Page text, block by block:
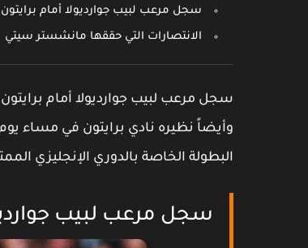
سجل مرعب لبيب جوارديولا أمام برايتون
الانتصارات التي حققها مانشستر سيتي
سجل مرعب لبيب جوارديولا أمام
وأيضاً نظيره نادي برايتون في مساء
البطولة الخاصة بالدوري الإنجليزي
سجل مرعب لبيب